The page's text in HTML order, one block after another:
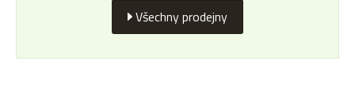
Všechny prodejny